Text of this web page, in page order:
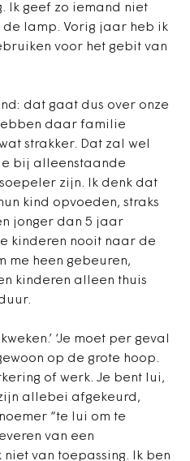
Ik geef zo iemand niet
de lamp. Vorig jaar heb ik
voor het gebit van
dat gaat dus over onze
daar familie
strakker. Dat zal wel
bij alleenstaande
zijn. Ik denk dat
kind opvoeden, straks
jonger dan 5 jaar
kinderen nooit naar de
me heen gebeuren,
kinderen alleen thuis
‘Je moet per geval
op de grote hoop.
of werk. Je bent lui,
allebei afgekeurd,
“te lui om te
van een
van toepassing. Ik ben